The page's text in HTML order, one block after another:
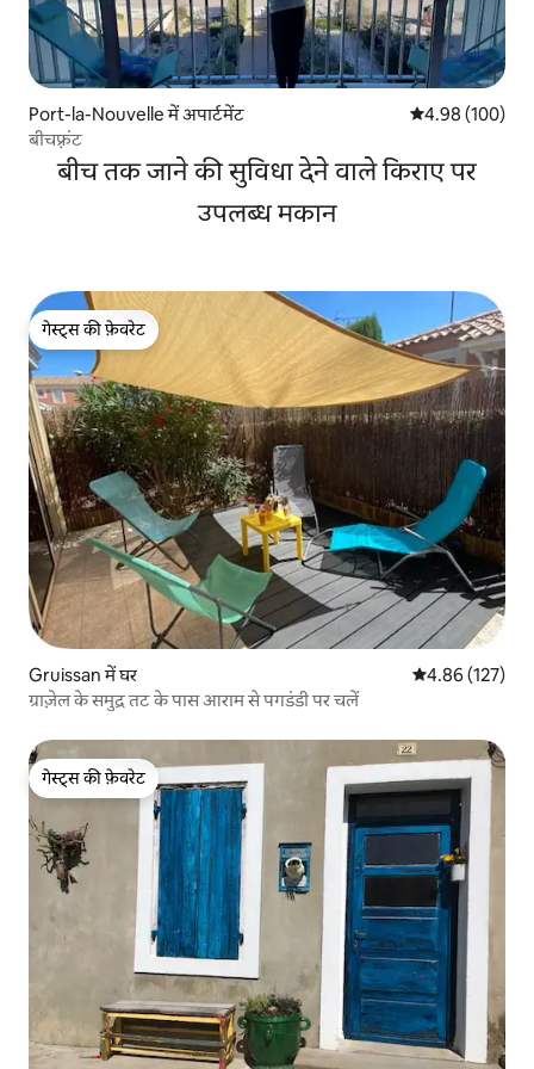
Port-la-Nouvelle में अपार्टमेंट औसत रेटिंग 5 में से
4.98 (100)
बीचफ़्रंट
बीच तक जाने की सुविधा देने वाले किराए पर
उपलब्ध मकान
गेस्ट्स की फ़ेवरेट
गेस्ट्स की फ़ेवरेट
Gruissan में घर औसत रेटिंग 5 में से
4.86 (127)
ग्राज़ेल के समुद्र तट के पास आराम से पगडंडी पर चलें
गेस्ट्स की फ़ेवरेट
गेस्ट्स की फ़ेवरेट